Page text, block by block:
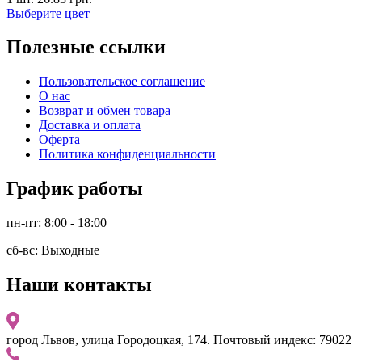
Выберите цвет
Полезные ссылки
Пользовательское соглашение
О нас
Возврат и обмен товара
Доставка и оплата
Оферта
Политика конфиденциальности
График работы
пн-пт: 8:00 - 18:00
сб-вс: Выходные
Наши контакты
город Львов, улица Городоцкая, 174. Почтовый индекс: 79022